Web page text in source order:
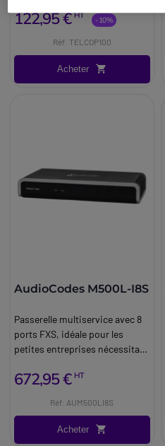
divers environnements.
122,95 € HT -10%
Réf: TELCOP100
Acheter
AudioCodes M500L-I8S
Passerelle multiservice avec 8
ports FXS, idéale pour les
petites entreprises nécessitant
672,95 € HT
Réf: AUM500LI8S
Acheter